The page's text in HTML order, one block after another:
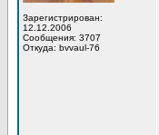
Зарегистрирован:
12.12.2006
Сообщения: 3707
Откуда: bvvaul-76